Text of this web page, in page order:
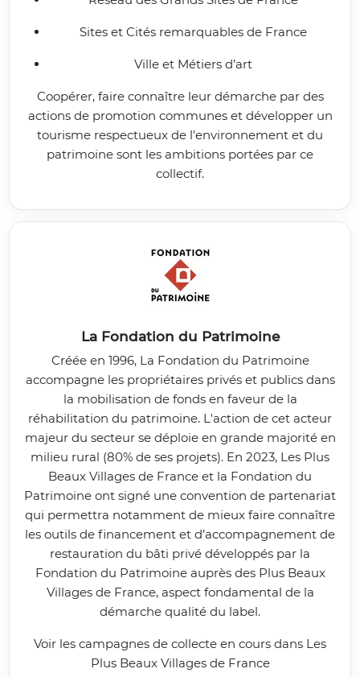
Sites et Cités remarquables de France
Ville et Métiers d’art
Coopérer, faire connaître leur démarche par des
actions de promotion communes et développer un
tourisme respectueux de l'environnement et du
patrimoine sont les ambitions portées par ce
collectif.
La Fondation du Patrimoine
Créée en 1996, La Fondation du Patrimoine
accompagne les propriétaires privés et publics dans
la mobilisation de fonds en faveur de la
réhabilitation du patrimoine. L'action de cet acteur
majeur du secteur se déploie en grande majorité en
milieu rural (80% de ses projets). En 2023, Les Plus
Beaux Villages de France et la Fondation du
Patrimoine ont signé une convention de partenariat
qui permettra notamment de mieux faire connaître
les outils de financement et d’accompagnement de
restauration du bâti privé développés par la
Fondation du Patrimoine auprès des Plus Beaux
Villages de France, aspect fondamental de la
démarche qualité du label.
Voir les campagnes de collecte en cours dans Les
Plus Beaux Villages de France